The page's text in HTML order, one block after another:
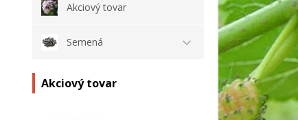
Akciový tovar
Semená
Akciový tovar